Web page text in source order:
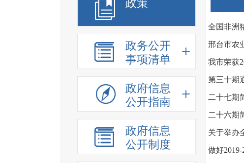
政策
政务公开
事项清单
政府信息
公开指南
政府信息
公开制度
全国非洲
邢台市农
我市荣获
第三十期
二十七期
二十六期
关于举办
做好